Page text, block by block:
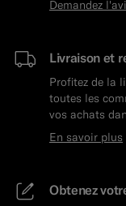
Demandez
Livraison et
Profitez de la
toutes les
vos achats
En savoir plus
Obtenez